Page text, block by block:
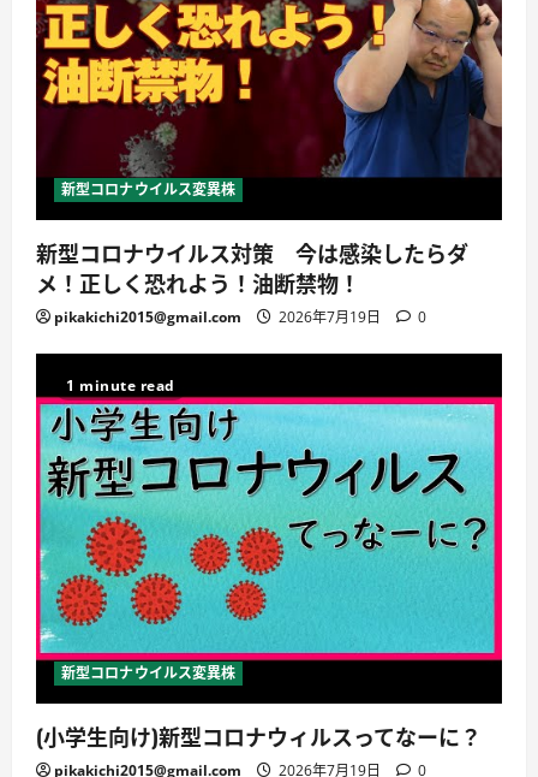
新型コロナウイルス変異株
新型コロナウイルス対策 今は感染したらダ
メ！正しく恐れよう！油断禁物！
pikakichi2015@gmail.com 2026年7月19日 0
1 minute read
新型コロナウイルス変異株
(小学生向け)新型コロナウィルスってなーに？
pikakichi2015@gmail.com 2026年7月19日 0